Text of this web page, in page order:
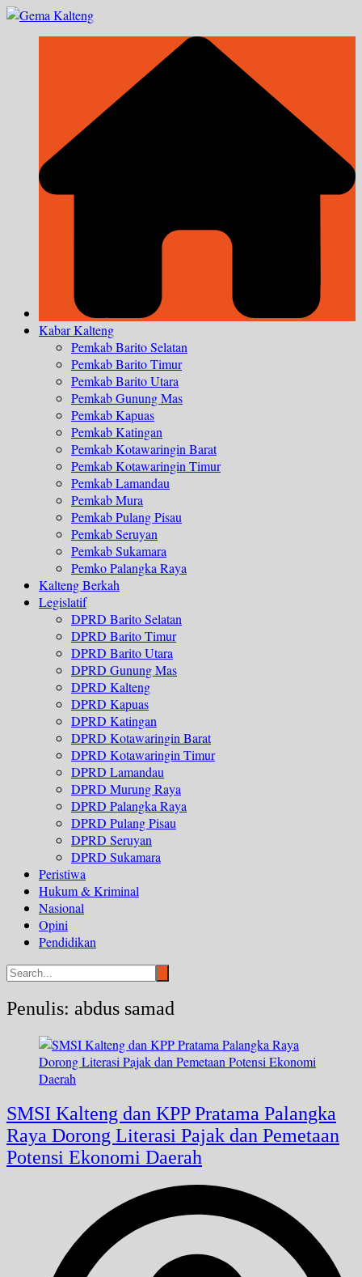
Skip
Kabar Kalteng
Pemkab Barito Selatan
Pemkab Barito Timur
Pemkab Barito Utara
Pemkab Gunung Mas
Pemkab Kapuas
Pemkab Katingan
Pemkab Kotawaringin Barat
Pemkab Kotawaringin Timur
Pemkab Lamandau
Pemkab Mura
Pemkab Pulang Pisau
Pemkab Seruyan
Pemkab Sukamara
Pemko Palangka Raya
Kalteng Berkah
Legislatif
DPRD Barito Selatan
DPRD Barito Timur
DPRD Barito Utara
DPRD Gunung Mas
DPRD Kalteng
DPRD Kapuas
DPRD Katingan
DPRD Kotawaringin Barat
DPRD Kotawaringin Timur
DPRD Lamandau
DPRD Murung Raya
DPRD Palangka Raya
DPRD Pulang Pisau
DPRD Seruyan
DPRD Sukamara
Peristiwa
Hukum & Kriminal
Nasional
Opini
Pendidikan
Penulis: abdus samad
SMSI Kalteng dan KPP Pratama Palangka
Raya Dorong Literasi Pajak dan Pemetaan
Potensi Ekonomi Daerah